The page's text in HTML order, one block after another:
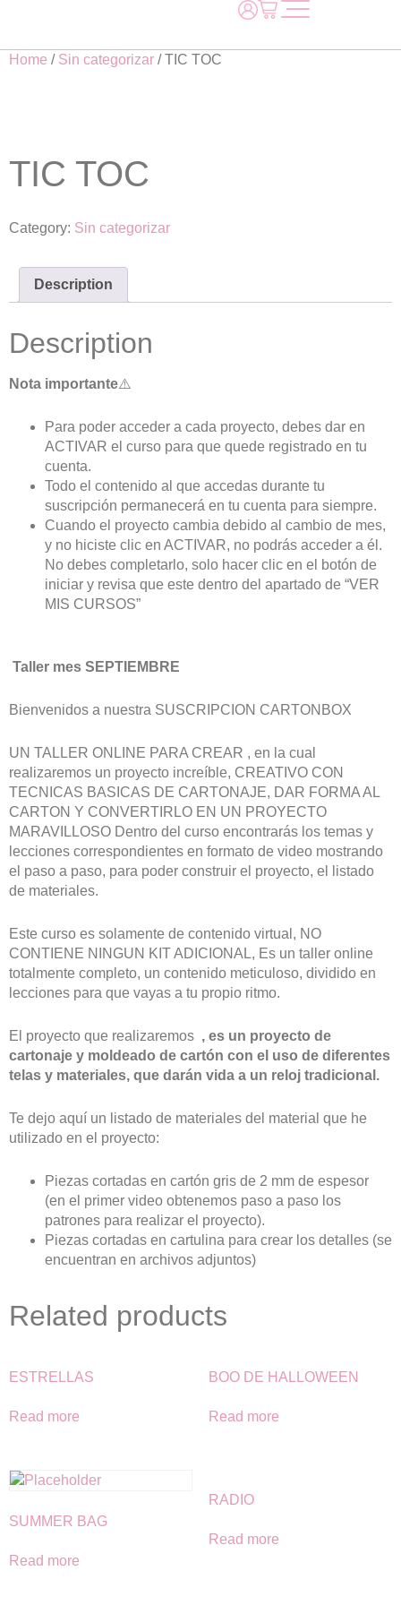
Home / Sin categorizar / TIC TOC
TIC TOC
Category: Sin categorizar
Description
Description
Nota importante⚠️
Para poder acceder a cada proyecto, debes dar en
ACTIVAR el curso para que quede registrado en tu
cuenta.
Todo el contenido al que accedas durante tu
suscripción permanecerá en tu cuenta para siempre.
Cuando el proyecto cambia debido al cambio de mes,
y no hiciste clic en ACTIVAR, no podrás acceder a él.
No debes completarlo, solo hacer clic en el botón de
iniciar y revisa que este dentro del apartado de “VER
MIS CURSOS”
Taller mes SEPTIEMBRE
Bienvenidos a nuestra SUSCRIPCION CARTONBOX
UN TALLER ONLINE PARA CREAR , en la cual
realizaremos un proyecto increíble, CREATIVO CON
TECNICAS BASICAS DE CARTONAJE, DAR FORMA AL
CARTON Y CONVERTIRLO EN UN PROYECTO
MARAVILLOSO Dentro del curso encontrarás los temas y
lecciones correspondientes en formato de video mostrando
el paso a paso, para poder construir el proyecto, el listado
de materiales.
Este curso es solamente de contenido virtual, NO
CONTIENE NINGUN KIT ADICIONAL, Es un taller online
totalmente completo, un contenido meticuloso, dividido en
lecciones para que vayas a tu propio ritmo.
El proyecto que realizaremos , es un proyecto de
cartonaje y moldeado de cartón con el uso de diferentes
telas y materiales, que darán vida a un reloj tradicional.
Te dejo aquí un listado de materiales del material que he
utilizado en el proyecto:
Piezas cortadas en cartón gris de 2 mm de espesor
(en el primer video obtenemos paso a paso los
patrones para realizar el proyecto).
Piezas cortadas en cartulina para crear los detalles (se
encuentran en archivos adjuntos)
Related products
ESTRELLAS
Read more
BOO DE HALLOWEEN
Read more
SUMMER BAG
Read more
RADIO
Read more